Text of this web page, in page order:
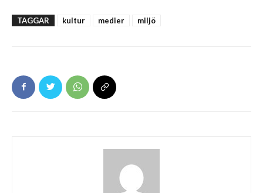
TAGGAR kultur medier miljö